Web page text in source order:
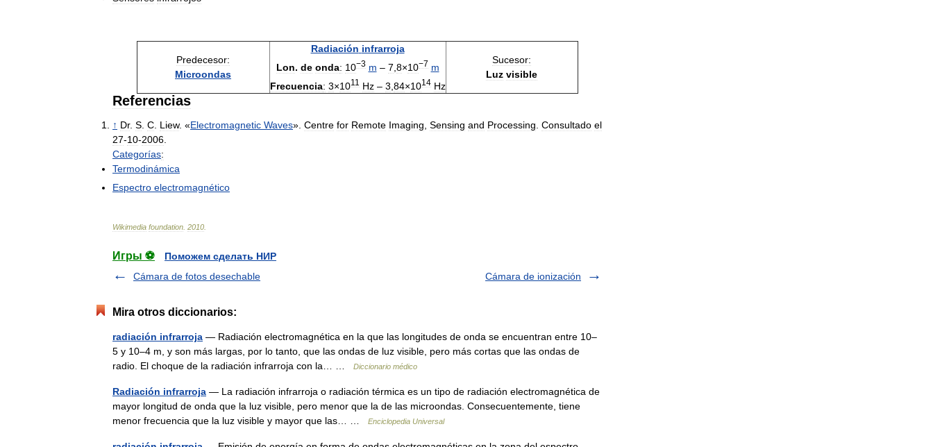
Predecesor:
Microondas
Radiación infrarroja
Lon. de onda: 10−3 m – 7 8×10−7 m
Frecuencia: 3×1011 Hz– 3 84×1014 Hz
Sucesor:
Luz visible
Referencias
↑ Dr. S. C. Liew. «Electromagnetic Waves». Centre for Remote Imaging, Sensing and Processing. Consultado el
27-10-2006.
Categorías:
Termodinámica
Espectro electromagnético
Wikimedia foundation 2010
Игры ⚽
Поможем сделать НИР
Cámara de fotos desechable
Cámara de ionización
Mira otros diccionarios:
radiación infrarroja — Radiación electromagnética en la que las longitudes de onda se encuentran entre 10–
5 y 10–4 m, y son más largas, por lo tanto, que las ondas de luz visible, pero más cortas que las ondas de
radio. El choque de la radiación infrarroja con la… …
Diccionario médico
Radiación infrarroja — La radiación infrarroja o radiación térmica es un tipo de radiación electromagnética de
mayor longitud de onda que la luz visible, pero menor que la de las microondas. Consecuentemente, tiene
menor frecuencia que la luz visible y mayor que las… …
Enciclopedia Universal